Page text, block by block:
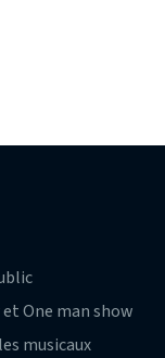
One man show
musicaux